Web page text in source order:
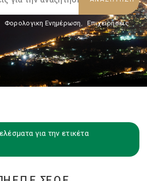
Φορολογικη Ενημέρωση, Επιχειρήσεις
για την ετικέτα